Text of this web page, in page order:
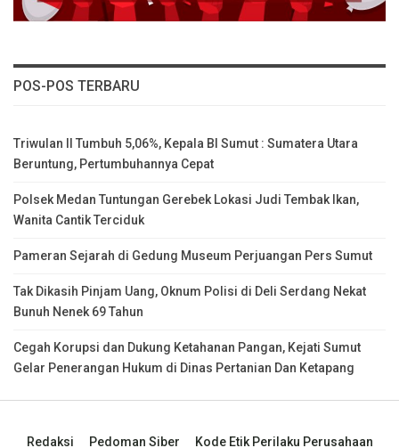
POS-POS TERBARU
Triwulan II Tumbuh 5,06%, Kepala BI Sumut : Sumatera Utara
Beruntung, Pertumbuhannya Cepat
Polsek Medan Tuntungan Gerebek Lokasi Judi Tembak Ikan,
Wanita Cantik Terciduk
Pameran Sejarah di Gedung Museum Perjuangan Pers Sumut
Tak Dikasih Pinjam Uang, Oknum Polisi di Deli Serdang Nekat
Bunuh Nenek 69 Tahun
Cegah Korupsi dan Dukung Ketahanan Pangan, Kejati Sumut
Gelar Penerangan Hukum di Dinas Pertanian Dan Ketapang
Redaksi Pedoman Siber Kode Etik Perilaku Perusahaan